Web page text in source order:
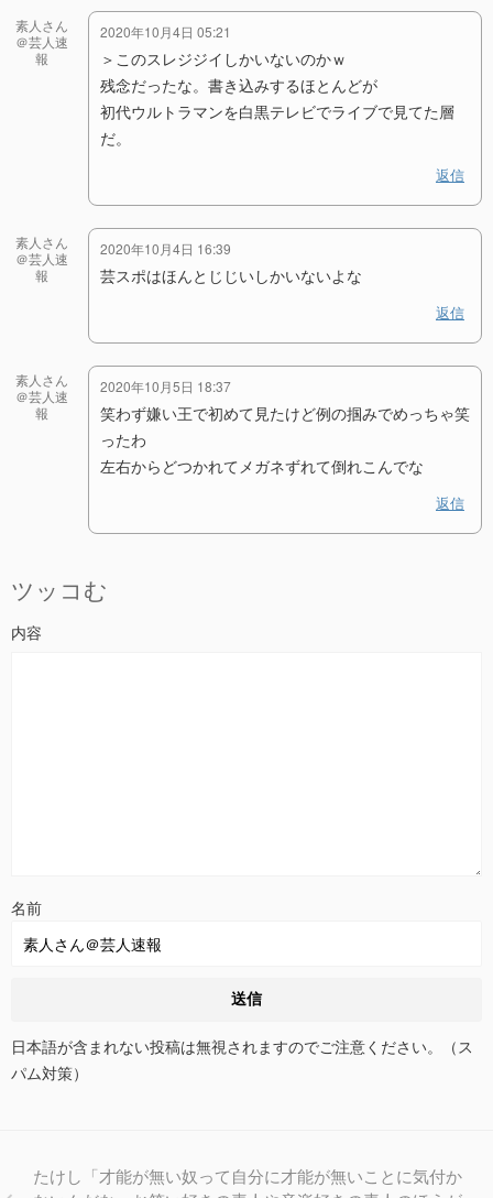
素人さん
＠芸人速
報
2020年10月4日 05:21
＞このスレジジイしかいないのかｗ
残念だったな。書き込みするほとんどが
初代ウルトラマンを白黒テレビでライブで見てた層
だ。
返信
素人さん
＠芸人速
報
2020年10月4日 16:39
芸スポはほんとじじいしかいないよな
返信
素人さん
＠芸人速
報
2020年10月5日 18:37
笑わず嫌い王で初めて見たけど例の掴みでめっちゃ笑
ったわ
左右からどつかれてメガネずれて倒れこんでな
返信
ツッコむ
名前
日本語が含まれない投稿は無視されますのでご注意ください。（ス
パム対策）
たけし「才能が無い奴って自分に才能が無いことに気付か